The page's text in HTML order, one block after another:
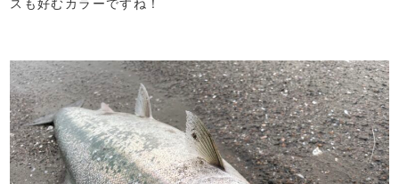
スも好むカラーですね！